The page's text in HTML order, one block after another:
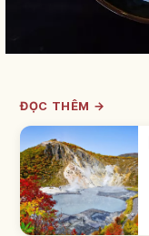
ĐỌC THÊM →